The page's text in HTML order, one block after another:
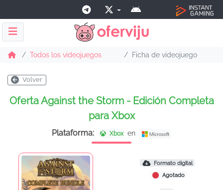
Todos los videojuegos Ficha de videojuego
Volver
Oferta Against the Storm - Edición Completa
para Xbox
Plataforma: Xbox en
Formato digital
Agotado